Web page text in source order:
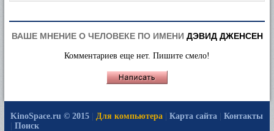
ВАШЕ МНЕНИЕ О ЧЕЛОВЕКЕ ПО ИМЕНИ ДЭВИД ДЖЕНСЕН
Комментариев еще нет. Пишите смело!
KinoSpace.ru © 2015 Для компьютера Карта сайта
Контакты
Поиск